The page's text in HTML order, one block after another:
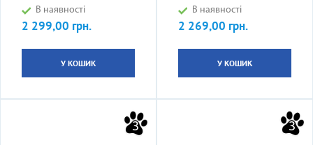
В наявності
Ціна
2 299,00 грн.
У КОШИК
В наявності
Ціна
2 269,00 грн.
У КОШИК
3 3